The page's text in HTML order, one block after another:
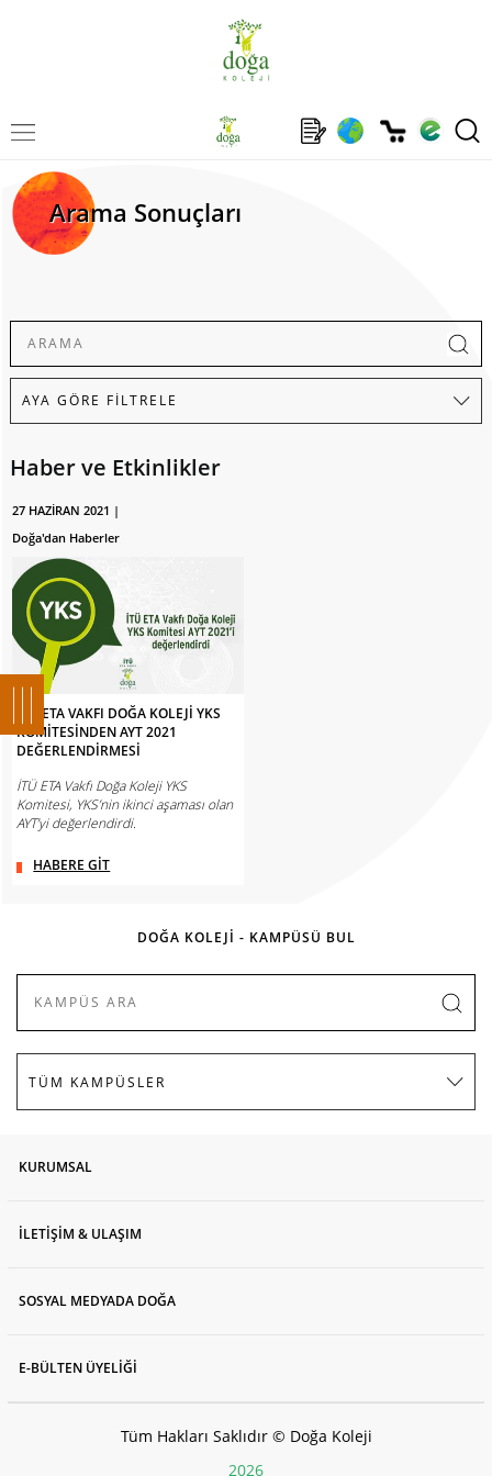
Arama Sonuçları
Haber ve Etkinlikler
27 HAZİRAN 2021 |
Doğa'dan Haberler
İTÜ ETA VAKFI DOĞA KOLEJİ YKS
KOMİTESİNDEN AYT 2021
DEĞERLENDİRMESİ
İTÜ ETA Vakfı Doğa Koleji YKS
Komitesi, YKS’nin ikinci aşaması olan
AYT’yi değerlendirdi.
HABERE GİT
DOĞA KOLEJİ - KAMPÜSÜ BUL
KURUMSAL
İLETİŞİM & ULAŞIM
SOSYAL MEDYADA DOĞA
E-BÜLTEN ÜYELİĞİ
Tüm Hakları Saklıdır © Doğa Koleji
2026